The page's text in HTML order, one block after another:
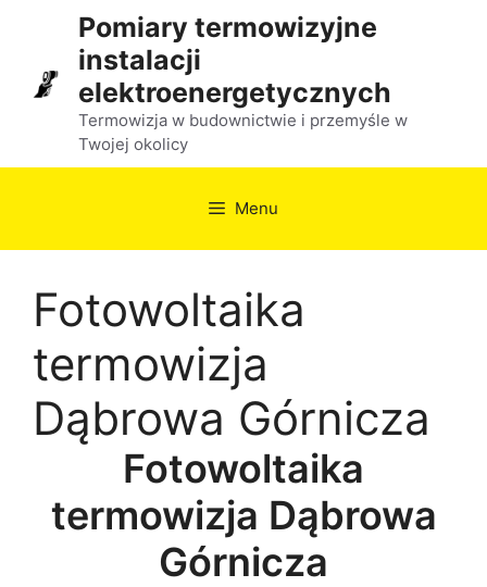
treści
Pomiary termowizyjne
instalacji
elektroenergetycznych
Termowizja w budownictwie i przemyśle w
Twojej okolicy
Menu
Fotowoltaika
termowizja
Dąbrowa Górnicza
Fotowoltaika
termowizja Dąbrowa
Górnicza